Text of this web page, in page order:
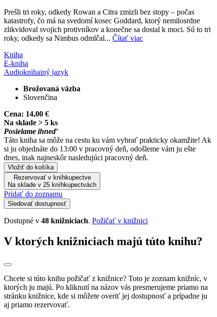
Prešli tri roky, odkedy Rowan a Citra zmizli bez stopy – počas
katastrofy, čo má na svedomí kosec Goddard, ktorý nemilosrdne
zlikvidoval svojich protivníkov a konečne sa dostal k moci. Sú to tri
roky, odkedy sa Nimbus odmlčal... Čítať viac
Kniha
E-kniha
Audioknihainý jazyk
Brožovaná väzba
Slovenčina
Cena: 14,00 €
Na sklade > 5 ks
Posielame ihneď
Táto kniha sa môže na cestu ku vám vybrať prakticky okamžite! Ak
si ju objednáte do 13:00 v pracovný deň, odošleme vám ju ešte
dnes, inak najneskôr nasledujúci pracovný deň.
Vložiť do košíka
Rezervovať v kníhkupectve
Na sklade v 25 kníhkupectvách
Pridať do zoznamu
Sledovať dostupnosť
Dostupné v 48 knižniciach. Požičať v knižnici
V ktorých knižniciach majú túto knihu?
Chcete si túto knihu požičať z knižnice? Toto je zoznam knižníc, v
ktorých ju majú. Po kliknutí na názov vás presmerujeme priamo na
stránku knižnice, kde si môžete overiť jej dostupnosť a prípadne ju
aj priamo rezervovať.